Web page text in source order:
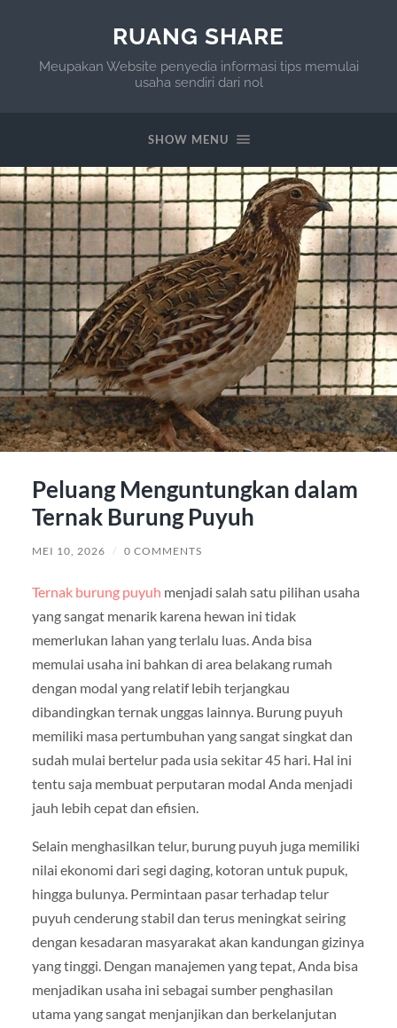
RUANG SHARE
Meupakan Website penyedia informasi tips memulai
usaha sendiri dari nol
SHOW MENU
Peluang Menguntungkan dalam
Ternak Burung Puyuh
MEI 10, 2026 / 0 COMMENTS
Ternak burung puyuh menjadi salah satu pilihan usaha
yang sangat menarik karena hewan ini tidak
memerlukan lahan yang terlalu luas. Anda bisa
memulai usaha ini bahkan di area belakang rumah
dengan modal yang relatif lebih terjangkau
dibandingkan ternak unggas lainnya. Burung puyuh
memiliki masa pertumbuhan yang sangat singkat dan
sudah mulai bertelur pada usia sekitar 45 hari. Hal ini
tentu saja membuat perputaran modal Anda menjadi
jauh lebih cepat dan efisien.
Selain menghasilkan telur, burung puyuh juga memiliki
nilai ekonomi dari segi daging, kotoran untuk pupuk,
hingga bulunya. Permintaan pasar terhadap telur
puyuh cenderung stabil dan terus meningkat seiring
dengan kesadaran masyarakat akan kandungan gizinya
yang tinggi. Dengan manajemen yang tepat, Anda bisa
menjadikan usaha ini sebagai sumber penghasilan
utama yang sangat menjanjikan dan berkelanjutan